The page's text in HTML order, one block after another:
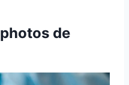
de